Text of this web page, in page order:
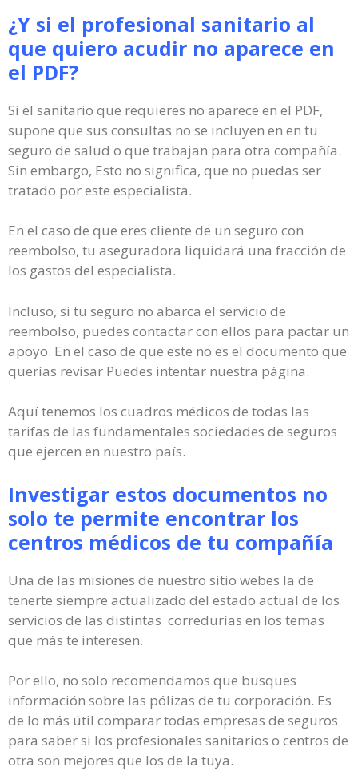
¿Y si el profesional sanitario al
que quiero acudir no aparece en
el PDF?
Si el sanitario que requieres no aparece en el PDF,
supone que sus consultas no se incluyen en en tu
seguro de salud o que trabajan para otra compañía.
Sin embargo, Esto no significa, que no puedas ser
tratado por este especialista.
En el caso de que eres cliente de un seguro con
reembolso, tu aseguradora liquidará una fracción de
los gastos del especialista.
Incluso, si tu seguro no abarca el servicio de
reembolso, puedes contactar con ellos para pactar un
apoyo. En el caso de que este no es el documento que
querías revisar Puedes intentar nuestra página.
Aquí tenemos los cuadros médicos de todas las
tarifas de las fundamentales sociedades de seguros
que ejercen en nuestro país.
Investigar estos documentos no
solo te permite encontrar los
centros médicos de tu compañía
Una de las misiones de nuestro sitio webes la de
tenerte siempre actualizado del estado actual de los
servicios de las distintas corredurías en los temas
que más te interesen.
Por ello, no solo recomendamos que busques
información sobre las pólizas de tu corporación. Es
de lo más útil comparar todas empresas de seguros
para saber si los profesionales sanitarios o centros de
otra son mejores que los de la tuya.